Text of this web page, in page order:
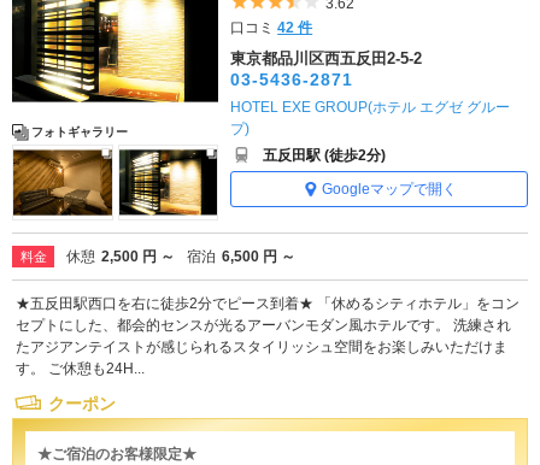
フォトギャラリー
口コミ42 件
東京都品川区西五反田2-5-2
03-5436-2871
HOTEL EXE GROUP(ホテル エグゼ グルー
プ)
五反田駅 (徒歩2分)
Googleマップで開く
料金 休憩 2,500 円 ～ 宿泊 6,500 円 ～
★五反田駅西口を右に徒歩2分でピース到着★ 「休めるシティホテル」をコン
セプトにした、都会的センスが光るアーバンモダン風ホテルです。 洗練され
たアジアンテイストが感じられるスタイリッシュ空間をお楽しみいただけま
す。 ご休憩も24H...
クーポン
★ご宿泊のお客様限定★